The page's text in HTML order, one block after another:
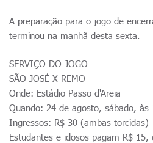
A preparação para o jogo de
terminou na manhã desta sexta.
SERVIÇO DO JOGO
SÃO JOSÉ X REMO
Onde: Estádio Passo d'Areia
Quando: 24 de agosto, sábado, às
Ingressos: R$ 30 (ambas torcidas)
Estudantes e idosos pagam R$